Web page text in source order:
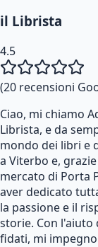
il Librista
4.5
(20 recensioni
Ciao, mi chiamo
Librista, e da
mondo dei libri e
a Viterbo e,
mercato di Porta
aver dedicato
la passione e il
storie. Con
fidati, mi